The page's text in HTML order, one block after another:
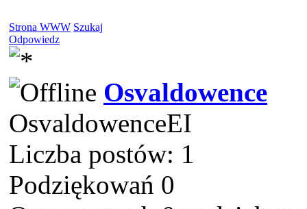
Strona WWW Szukaj
Odpowiedz
Osvaldowence
OsvaldowenceEI
Liczba postów: 1
Podziękowań 0